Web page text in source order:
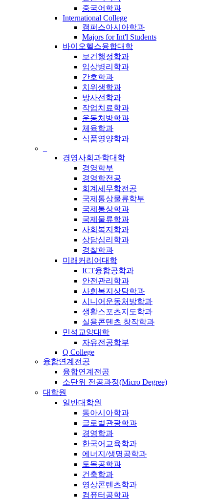
중국어학과
International College
캠퍼스아시아학과
Majors for Int'l Students
바이오헬스융합대학
보건행정학과
임상병리학과
간호학과
치위생학과
방사선학과
작업치료학과
운동처방학과
체육학과
식품영양학과
경영사회과학대학
경영학부
경영학전공
회계세무학전공
국제통상물류학부
국제통상학과
국제물류학과
사회복지학과
상담심리학과
경찰학과
미래커리어대학
ICT융합공학과
안전관리학과
사회복지상담학과
시니어운동처방학과
생활스포츠지도학과
실용콘텐츠 창작학과
민석교양대학
자유전공학부
Q College
융합연계전공
융합연계전공
소단위 전공과정(Micro Degree)
대학원
일반대학원
동아시아학과
글로벌관광학과
경영학과
한국어교육학과
에너지/생명공학과
토목공학과
건축학과
영상콘텐츠학과
컴퓨터공학과